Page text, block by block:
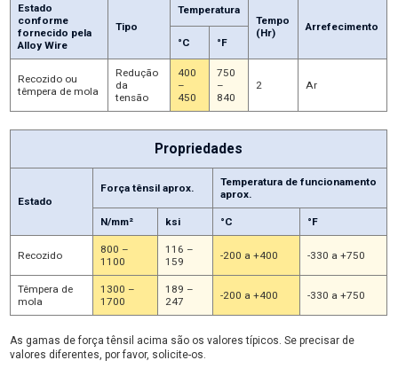
Estado
conforme
fornecido pela
Alloy Wire
Tipo
Temperatura
Tempo
(Hr)
Arrefecimento
°C
°F
Recozido ou
têmpera de mola
Redução
da
tensão
400
–
450
750
–
840
2 Ar
Propriedades
Estado
Força tênsil aprox.
Temperatura de funcionamento
aprox.
N/mm² ksi °C °F
Recozido
800 –
1100
116 –
159
-200 a +400 -330 a +750
Têmpera de
mola
1300 –
1700
189 –
247
-200 a +400 -330 a +750
As gamas de força tênsil acima são os valores típicos. Se precisar de
valores diferentes, por favor, solicite-os.